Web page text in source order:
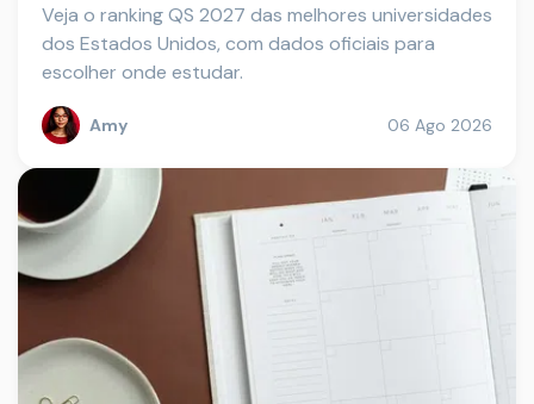
Veja o ranking QS 2027 das melhores universidades
dos Estados Unidos, com dados oficiais para
escolher onde estudar.
Amy 06 Ago 2026